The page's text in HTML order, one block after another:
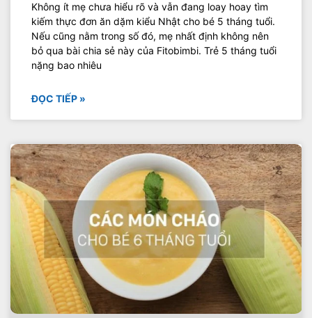
Không ít mẹ chưa hiểu rõ và vẫn đang loay hoay tìm
kiếm thực đơn ăn dặm kiểu Nhật cho bé 5 tháng tuổi.
Nếu cũng nằm trong số đó, mẹ nhất định không nên
bỏ qua bài chia sẻ này của Fitobimbi. Trẻ 5 tháng tuổi
nặng bao nhiêu
ĐỌC TIẾP »